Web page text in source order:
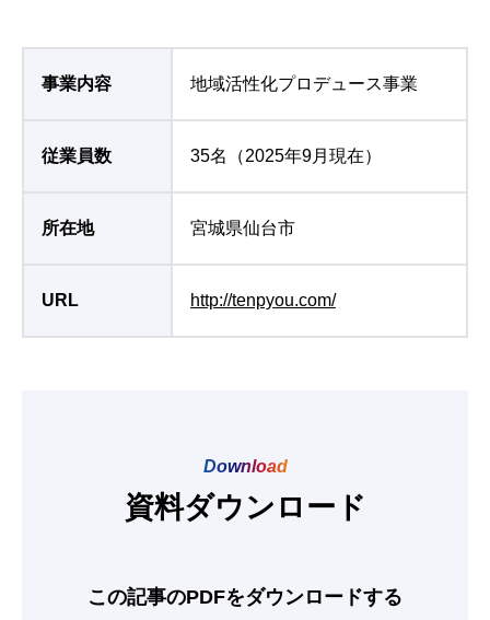
事業内容 地域活性化プロデュース事業
従業員数 35名（2025年9月現在）
所在地 宮城県仙台市
URL http://tenpyou.com/
Download
資料ダウンロード
この記事のPDFをダウンロードする